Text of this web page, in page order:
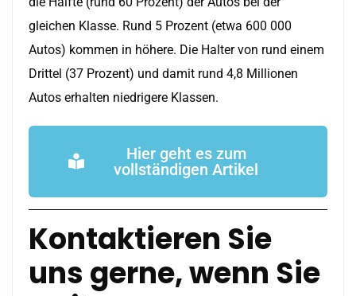
gleichen Klasse. Rund 5 Prozent (etwa 600 000
Autos) kommen in höhere. Die Halter von rund einem
Drittel (37 Prozent) und damit rund 4,8 Millionen
Autos erhalten niedrigere Klassen.
Hier geht es zum
vollständigen Artikel
Kontaktieren Sie
uns gerne, wenn Sie